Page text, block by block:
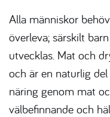
Alla människor
överleva; särskilt
utvecklas. Mat och
och är en naturlig
näring genom mat
välbefinnande och